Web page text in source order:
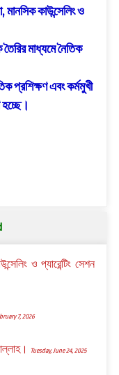
কাউন্সেলিং ও
তৈরির মাধ্যমে নৈতিক
প্রশিক্ষণ এবং কর্মমুখী
হচ্ছে।
ও প্যারেন্টিং সেশন
7, 2026
Tuesday, June 24, 2025